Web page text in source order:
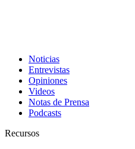
Noticias
Entrevistas
Opiniones
Videos
Notas de Prensa
Podcasts
Recursos